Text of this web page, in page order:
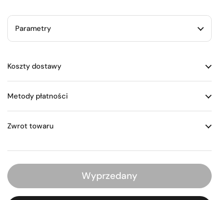
Parametry
Koszty dostawy
Metody płatności
Zwrot towaru
Wyprzedany